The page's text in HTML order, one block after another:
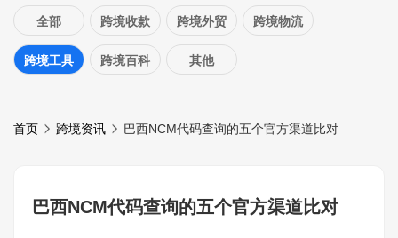
全部 跨境收款 跨境外贸 跨境物流
跨境工具 跨境百科 其他
首页 跨境资讯 巴西NCM代码查询的五个官方渠道比对
巴西NCM代码查询的五个官方渠道比对